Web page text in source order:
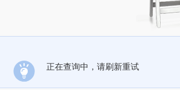
正在查询中，请刷新重试